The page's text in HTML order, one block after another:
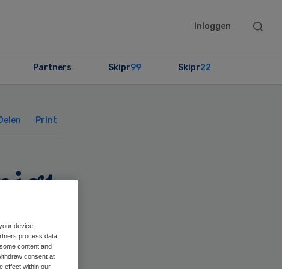
Inloggen
Search
Partners Skipr99 Skipr22
Delen Print
device.
process data
content and
consent at
effect within our